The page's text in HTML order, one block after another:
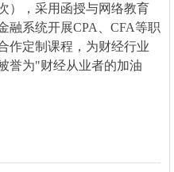
），采用函授与网络教育
融系统开展CPA、CFA等职
作定制课程，为财经行业
誉为"财经从业者的加油